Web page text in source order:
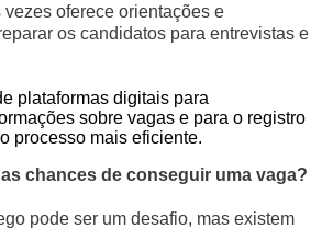
vezes oferece orientações e
os candidatos para entrevistas e
plataformas digitais para
sobre vagas e para o registro
processo mais eficiente.
chances de conseguir uma vaga?
pode ser um desafio, mas existem